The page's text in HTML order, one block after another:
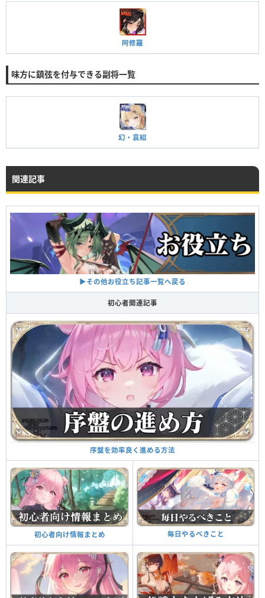
阿修羅
味方に鎮弦を付与できる副将一覧
幻・袁紹
関連記事
▶︎その他お役立ち記事一覧へ戻る
初心者関連記事
序盤を効率良く進める方法
初心者向け情報まとめ 毎日やるべきこと